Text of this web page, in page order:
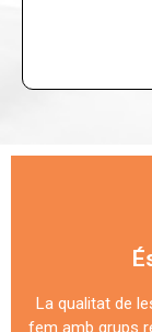
La qualitat de
fem amb grups